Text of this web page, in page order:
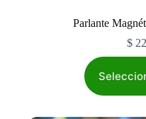
Parlante
$